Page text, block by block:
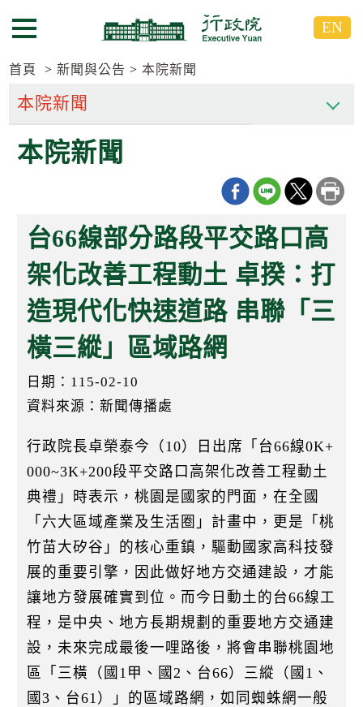
到
要
區
到
要
區
選單按鈕 EN
首頁 新聞與公告 本院新聞
本院新聞
台66線部分路段平交路口高
架化改善工程動土 卓揆：打
造現代化快速道路 串聯「三
橫三縱」區域路網
日期：115-02-10
資料來源：新聞傳播處
行政院長卓榮泰今（10）日出席「台66線0K+
000~3K+200段平交路口高架化改善工程動土
典禮」時表示，桃園是國家的門面，在全國
「六大區域產業及生活圈」計畫中，更是「桃
竹苗大矽谷」的核心重鎮，驅動國家高科技發
展的重要引擎，因此做好地方交通建設，才能
讓地方發展確實到位。而今日動土的台66線工
程，是中央、地方長期規劃的重要地方交通建
設，未來完成最後一哩路後，將會串聯桃園地
區「三橫（國1甲、國2、台66）三縱（國1、
國3、台61）」的區域路網，如同蜘蛛網一般